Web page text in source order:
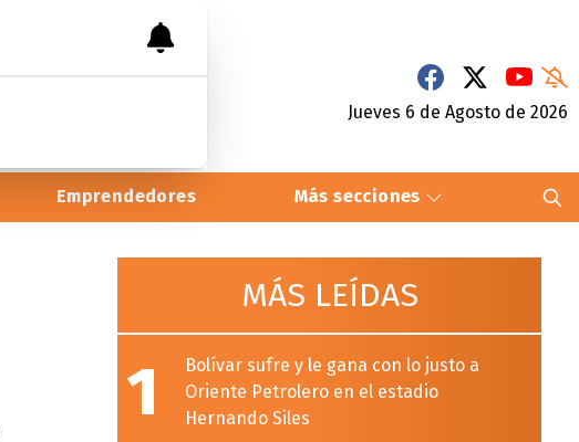
Jueves 6 de Agosto de 2026
Emprendedores Más secciones
MÁS LEÍDAS
1
Bolívar sufre y le gana con lo justo a
Oriente Petrolero en el estadio
Hernando Siles